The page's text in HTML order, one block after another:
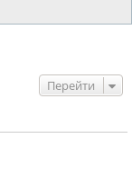
Перейти